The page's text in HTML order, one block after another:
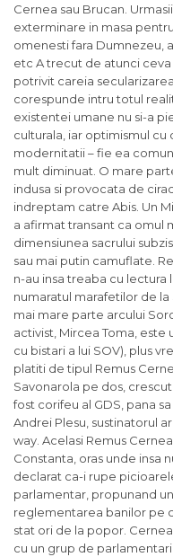
Cernea sau Brucan.
exterminare in masa
omenesti fara Dumnezeu,
etc A trecut de atunci
potrivit careia
corespunde intru totul
existentei umane nu si-a
culturala, iar optimismul cu
modernitatii – fie ea
mult diminuat. O mare
indusa si provocata de
indreptam catre Abis. Un
a afirmat transant ca omul
dimensiunea sacrului
sau mai putin camuflate.
n-au insa treaba cu lectura
numaratul marafetilor de
mai mare parte arcului
activist, Mircea Toma,
cu bistari a lui SOV), plus
platiti de tipul Remus
Savonarola pe dos,
fost corifeu al GDS, pana
Andrei Plesu, sustinatorul
way. Acelasi Remus
Constanta, oras unde insa
declarat ca-i rupe
parlamentar, propunand
reglementarea banilor pe
stat ori de la popor.
cu un grup de